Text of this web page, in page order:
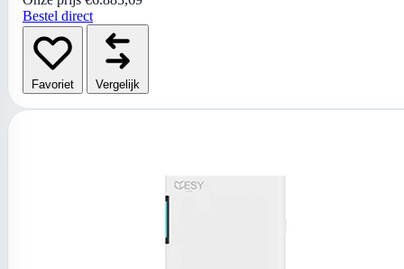
Bestel direct
Favoriet Vergelijk